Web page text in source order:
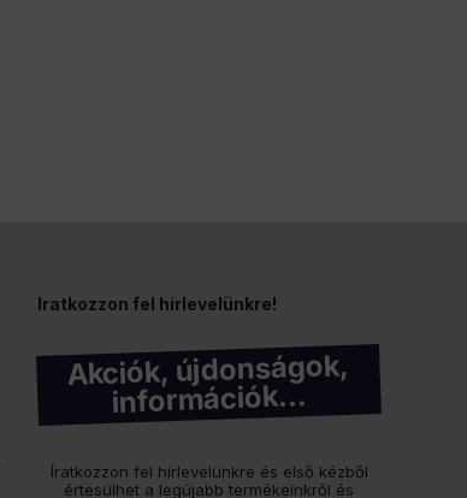
Iratkozzon fel hírlevelünkre!
Akciók, újdonságok,
információk…
Íratkozzon fel hírlevelünkre és első kézből
értesülhet a legújabb termékeinkről és